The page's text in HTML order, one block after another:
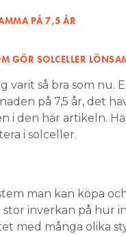
PÅ 7,5 ÅR
GÖR SOLCELLER
varit så bra som nu.
på 7,5 år, det
i den här artikeln.
i solceller.
man kan köpa
inverkan på hur
med många olika